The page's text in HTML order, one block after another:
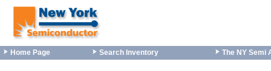
Home Page Search Inventory The NY Semi